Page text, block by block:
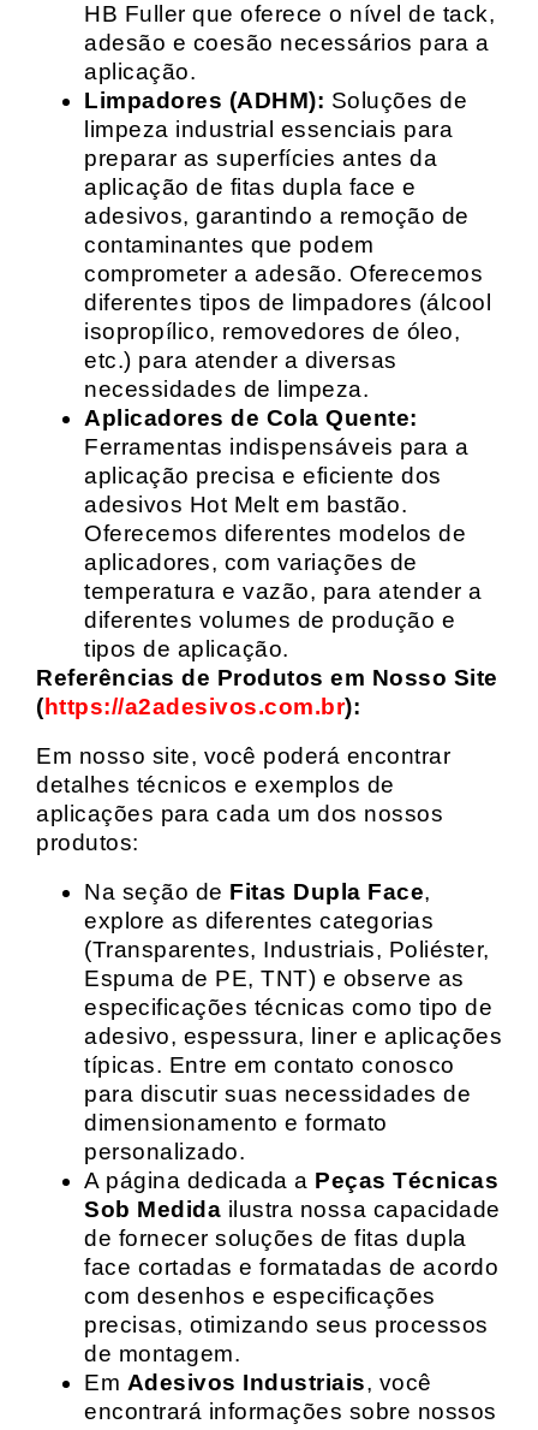
HB Fuller que oferece o nível de tack,
adesão e coesão necessários para a
aplicação.
Limpadores (ADHM): Soluções de
limpeza industrial essenciais para
preparar as superfícies antes da
aplicação de fitas dupla face e
adesivos, garantindo a remoção de
contaminantes que podem
comprometer a adesão. Oferecemos
diferentes tipos de limpadores (álcool
isopropílico, removedores de óleo,
etc.) para atender a diversas
necessidades de limpeza.
Aplicadores de Cola Quente:
Ferramentas indispensáveis para a
aplicação precisa e eficiente dos
adesivos Hot Melt em bastão.
Oferecemos diferentes modelos de
aplicadores, com variações de
temperatura e vazão, para atender a
diferentes volumes de produção e
tipos de aplicação.
Referências de Produtos em Nosso Site
(https://a2adesivos.com.br):
Em nosso site, você poderá encontrar
detalhes técnicos e exemplos de
aplicações para cada um dos nossos
produtos:
Na seção de Fitas Dupla Face,
explore as diferentes categorias
(Transparentes, Industriais, Poliéster,
Espuma de PE, TNT) e observe as
especificações técnicas como tipo de
adesivo, espessura, liner e aplicações
típicas. Entre em contato conosco
para discutir suas necessidades de
dimensionamento e formato
personalizado.
A página dedicada a Peças Técnicas
Sob Medida ilustra nossa capacidade
de fornecer soluções de fitas dupla
face cortadas e formatadas de acordo
com desenhos e especificações
precisas, otimizando seus processos
de montagem.
Em Adesivos Industriais, você
encontrará informações sobre nossos